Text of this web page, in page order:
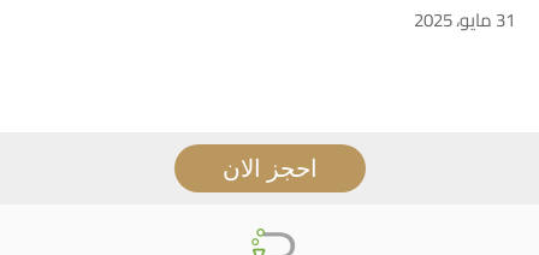
31 مايو، 2025
احجز الان